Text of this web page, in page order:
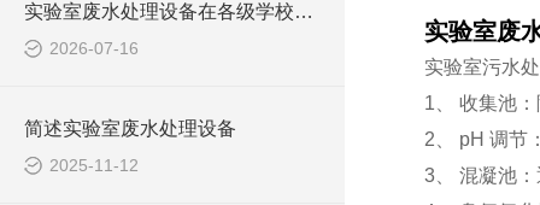
实验室废水处理设备在各级学校的应用
2026-07-16
简述实验室废水处理设备
2025-11-12
实验室废
实验室污水
1、 收集池
2、 pH 调节
3、 混凝池